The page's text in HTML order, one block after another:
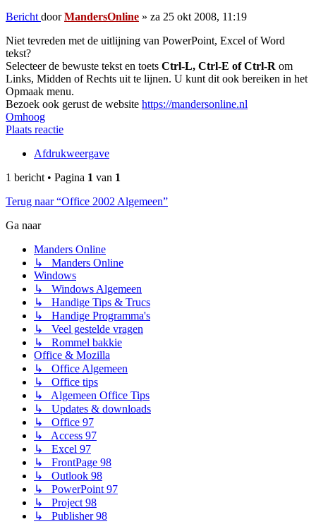
Bericht doorMandersOnline » za 25 okt 2008, 11:19
Niet tevreden met de uitlijning van PowerPoint, Excel of Word
tekst?
Selecteer de bewuste tekst en toets Ctrl-L, Ctrl-E of Ctrl-R om
Links, Midden of Rechts uit te lijnen. U kunt dit ook bereiken in het
Opmaak menu.
Bezoek ook gerust de website https://mandersonline.nl
Omhoog
Plaats reactie
Afdrukweergave
1 bericht • Pagina 1 van 1
Terug naar “Office 2002 Algemeen”
Ga naar
Manders Online
↳ Manders Online
Windows
↳ Windows Algemeen
↳ Handige Tips & Trucs
↳ Handige Programma's
↳ Veel gestelde vragen
↳ Rommel bakkie
Office & Mozilla
↳ Office Algemeen
↳ Office tips
↳ Algemeen Office Tips
↳ Updates & downloads
↳ Office 97
↳ Access 97
↳ Excel 97
↳ FrontPage 98
↳ Outlook 98
↳ PowerPoint 97
↳ Project 98
↳ Publisher 98